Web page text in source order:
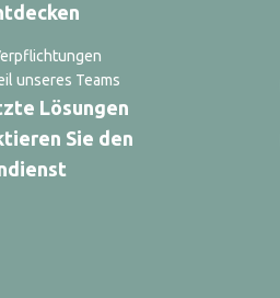
unseres Teams
Lösungen
Sie den